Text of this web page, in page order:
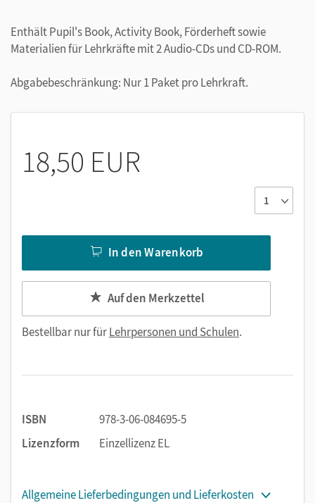
Enthält Pupil's Book, Activity Book, Förderheft sowie
Materialien für Lehrkräfte mit 2 Audio-CDs und CD-ROM.
Abgabebeschränkung: Nur 1 Paket pro Lehrkraft.
18,50 EUR
In den Warenkorb
Auf den Merkzettel
Bestellbar nur fürLehrpersonen und Schulen.
ISBN
978-3-06-084695-5
Lizenzform
Einzellizenz EL
Allgemeine Lieferbedingungen und Lieferkosten